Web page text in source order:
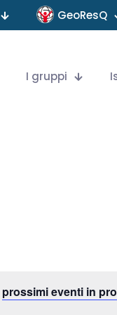
GeoResQ
I gruppi
prossimi eventi in